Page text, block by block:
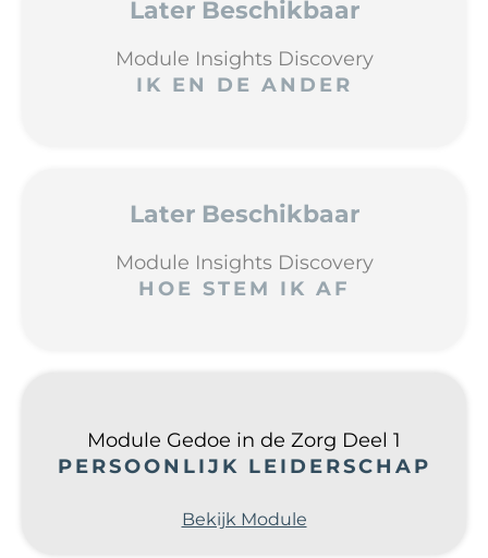
Later Beschikbaar
Module Insights Discovery
IK EN DE ANDER
Later Beschikbaar
Module Insights Discovery
HOE STEM IK AF
Module Gedoe in de Zorg Deel 1
PERSOONLIJK LEIDERSCHAP
Bekijk Module